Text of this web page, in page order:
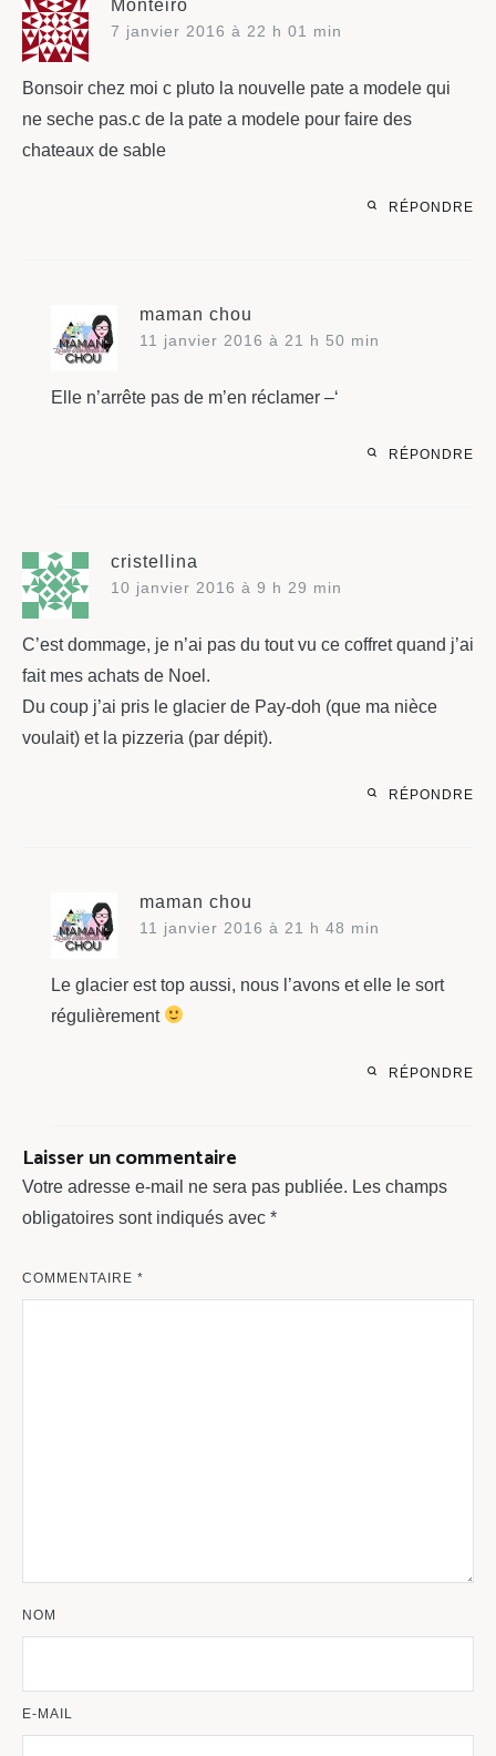
Monteiro
7 janvier 2016 à 22 h 01 min
Bonsoir chez moi c pluto la nouvelle pate a modele qui
ne seche pas.c de la pate a modele pour faire des
chateaux de sable
RÉPONDRE
maman chou
11 janvier 2016 à 21 h 50 min
Elle n’arrête pas de m’en réclamer –‘
RÉPONDRE
cristellina
10 janvier 2016 à 9 h 29 min
C’est dommage, je n’ai pas du tout vu ce coffret quand j’ai
fait mes achats de Noel.
Du coup j’ai pris le glacier de Pay-doh (que ma nièce
voulait) et la pizzeria (par dépit).
RÉPONDRE
maman chou
11 janvier 2016 à 21 h 48 min
Le glacier est top aussi, nous l’avons et elle le sort
régulièrement
RÉPONDRE
Laisser un commentaire
Votre adresse e-mail ne sera pas publiée. Les champs
obligatoires sont indiqués avec *
COMMENTAIRE *
NOM
E-MAIL